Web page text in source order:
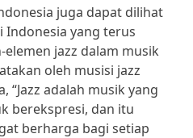
juga dapat dilihat
Indonesia yang terus
jazz dalam musik
oleh musisi jazz
“Jazz adalah musik yang
berekspresi, dan itu
berharga bagi setiap